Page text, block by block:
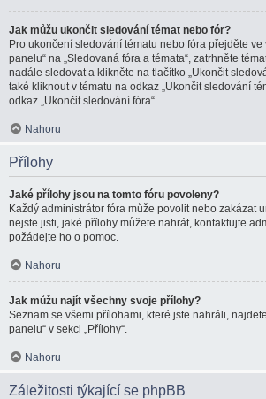
Jak můžu ukončit sledování témat nebo fór?
Pro ukončení sledování tématu nebo fóra přejděte ve
panelu“ na „Sledovaná fóra a témata“, zatrhněte
nadále sledovat a klikněte na tlačítko „Ukončit
také kliknout v tématu na odkaz „Ukončit sledování
odkaz „Ukončit sledování fóra“.
Nahoru
Přílohy
Jaké přílohy jsou na tomto fóru povoleny?
Každý administrátor fóra může povolit nebo zakázat
nejste jisti, jaké přílohy můžete nahrát, kontaktujte
požádejte ho o pomoc.
Nahoru
Jak můžu najít všechny svoje přílohy?
Seznam se všemi přílohami, které jste nahráli,
panelu“ v sekci „Přílohy“.
Nahoru
Záležitosti týkající se phpBB